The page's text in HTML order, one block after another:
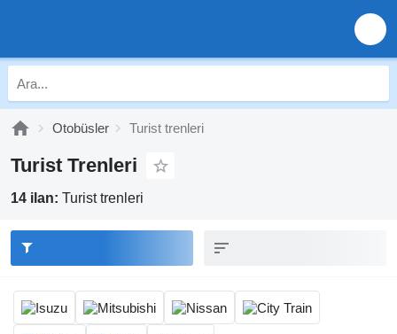
Otobüsler Turist trenleri
Turist Trenleri
14 ilan: Turist trenleri